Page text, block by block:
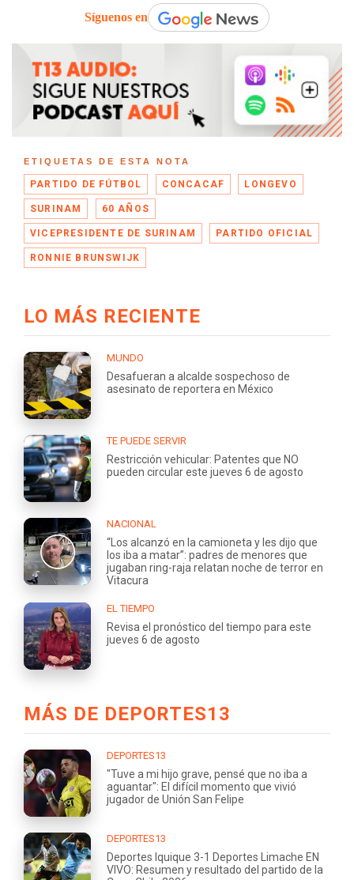
Síguenos en
ETIQUETAS DE ESTA NOTA
PARTIDO DE FÚTBOL CONCACAF LONGEVO
SURINAM 60 AÑOS
VICEPRESIDENTE DE SURINAM PARTIDO OFICIAL
RONNIE BRUNSWIJK
LO MÁS RECIENTE
MUNDO
Desafueran a alcalde sospechoso de
asesinato de reportera en México
TE PUEDE SERVIR
Restricción vehicular: Patentes que NO
pueden circular este jueves 6 de agosto
NACIONAL
“Los alcanzó en la camioneta y les dijo que
los iba a matar”: padres de menores que
jugaban ring-raja relatan noche de terror en
Vitacura
EL TIEMPO
Revisa el pronóstico del tiempo para este
jueves 6 de agosto
MÁS DE DEPORTES13
DEPORTES13
"Tuve a mi hijo grave, pensé que no iba a
aguantar": El difícil momento que vivió
jugador de Unión San Felipe
DEPORTES13
Deportes Iquique 3-1 Deportes Limache EN
VIVO: Resumen y resultado del partido de la